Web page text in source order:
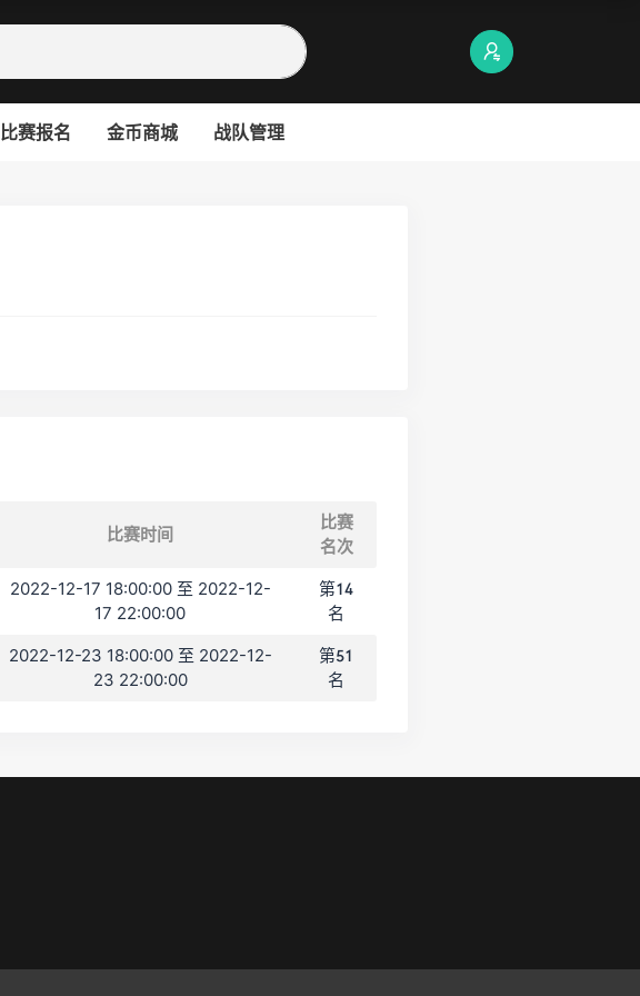
比赛报名 金币商城 战队管理
比赛时间
比赛
名次
2022-12-17 18:00:00 至 2022-12-
17 22:00:00
第14
名
2022-12-23 18:00:00 至 2022-12-
23 22:00:00
第51
名